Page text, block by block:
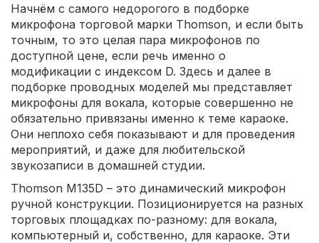
Начнём с самого недорогого в подборке
микрофона торговой марки Thomson, и если быть
точным, то это целая пара микрофонов по
доступной цене, если речь именно о
модификации с индексом D. Здесь и далее в
подборке проводных моделей мы представляет
микрофоны для вокала, которые совершенно не
обязательно привязаны именно к теме караоке.
Они неплохо себя показывают и для проведения
мероприятий, и даже для любительской
звукозаписи в домашней студии.
Thomson M135D – это динамический микрофон
ручной конструкции. Позиционируется на разных
торговых площадках по-разному: для вокала,
компьютерный и, собственно, для караоке. Эти